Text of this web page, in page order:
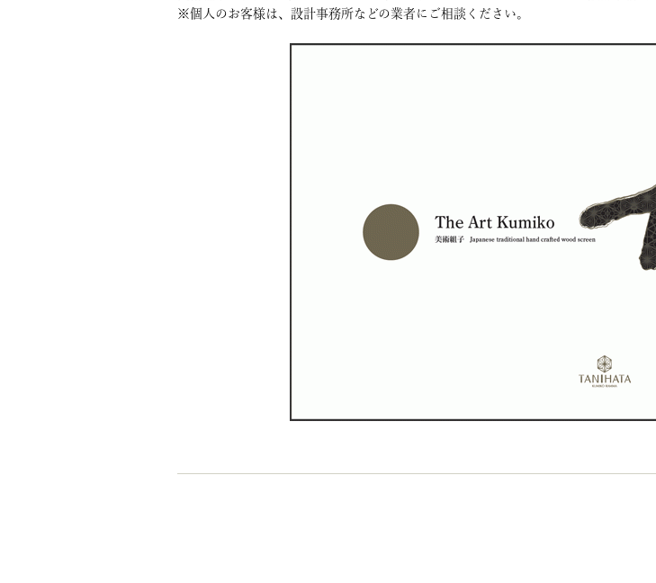
※個人のお客様は、設計事務所などの業者にご相談ください。